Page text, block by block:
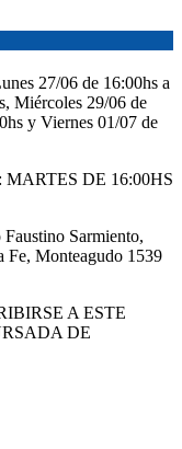
27/06 de 16:00hs a
Miércoles 29/06 de
y Viernes 01/07 de
MARTES DE 16:00HS
Sarmiento,
Fe, Monteagudo 1539
A ESTE
DE